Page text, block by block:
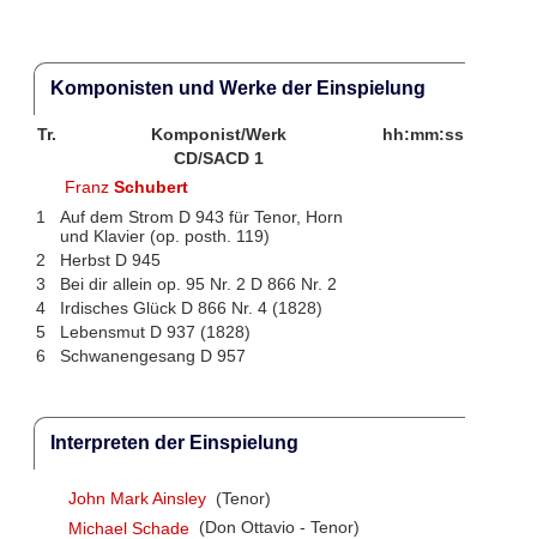
Komponisten und Werke der Einspielung
Tr. Komponist/Werk
hh:mm:ss
CD/SACD 1
FranzSchubert
1
Auf dem Strom D 943 für Tenor, Horn
und Klavier (op. posth. 119)
2
Herbst D 945
3
Bei dir allein op. 95 Nr. 2 D 866 Nr. 2
4
Irdisches Glück D 866 Nr. 4 (1828)
5
Lebensmut D 937 (1828)
6
Schwanengesang D 957
Interpreten der Einspielung
John Mark Ainsley (Tenor)
Michael Schade (Don Ottavio - Tenor)